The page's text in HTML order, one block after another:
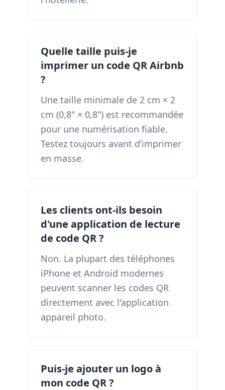
Quelle taille puis-je
imprimer un code QR Airbnb
?
Une taille minimale de 2 cm × 2
cm (0,8" × 0,8") est recommandée
pour une numérisation fiable.
Testez toujours avant d’imprimer
en masse.
Les clients ont-ils besoin
d'une application de lecture
de code QR ?
Non. La plupart des téléphones
iPhone et Android modernes
peuvent scanner les codes QR
directement avec l'application
appareil photo.
Puis-je ajouter un logo à
mon code QR ?